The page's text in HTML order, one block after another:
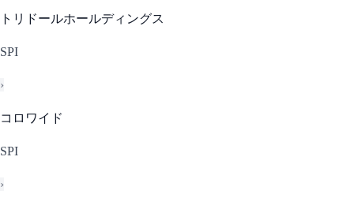
トリドールホールディングス
SPI
›
コロワイド
SPI
›